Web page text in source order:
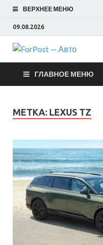
ВЕРХНЕЕ МЕНЮ
09.08.2026
ГЛАВНОЕ МЕНЮ
МЕТКА: LEXUS TZ